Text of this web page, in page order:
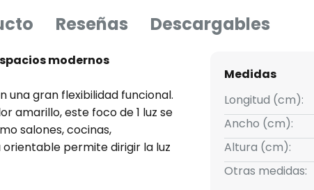
Reseñas Descargables
modernos
una gran flexibilidad funcional.
amarillo, este foco de 1 luz se
salones, cocinas,
permite dirigir la luz
acentos.
Medidas
Longitud (cm):
Ancho (cm):
Altura (cm):
Otras medidas: